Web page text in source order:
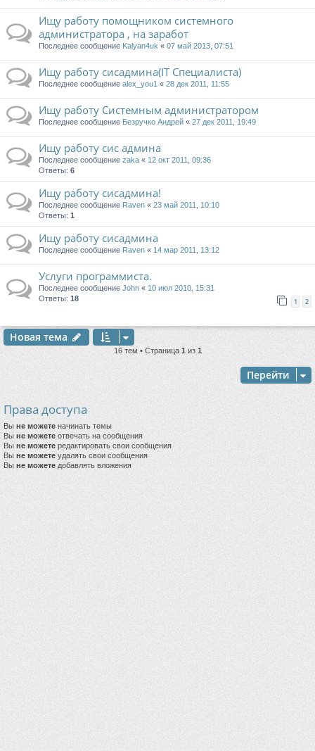
Ищу работу помощником системного
администратора , на заработ
Последнее сообщение Kalyan4uk « 07 май 2013, 07:51
Ищу работу сисадмина(IT Специалиста)
Последнее сообщение alex_you1 « 28 дек 2011, 11:55
Ищу работу Системным администратором
Последнее сообщение Безручко Андрей « 27 дек 2011, 19:49
Ищу работу сис админа
Последнее сообщение zaka « 12 окт 2011, 09:36
Ответы: 6
Ищу работу сисадмина!
Последнее сообщение Raven « 23 май 2011, 10:10
Ответы: 1
Ищу работу сисадмина
Последнее сообщение Raven « 14 мар 2011, 13:12
Услуги программиста.
Последнее сообщение John « 10 июл 2010, 15:31
Ответы: 18 1 2
Новая тема
16 тем • Страница 1 из 1
Перейти
Права доступа
Вы не можете начинать темы
Вы не можете отвечать на сообщения
Вы не можете редактировать свои сообщения
Вы не можете удалять свои сообщения
Вы не можете добавлять вложения